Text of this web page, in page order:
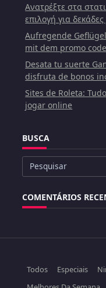
Ανατρέξτε στα
επιλογή για
Aufregende
mit dem promo
Desata tu suerte
disfruta de bonos
Sites de Roleta:
jogar online
BUSCA
Buscar
COMENTÁRIOS
Todos Especiais